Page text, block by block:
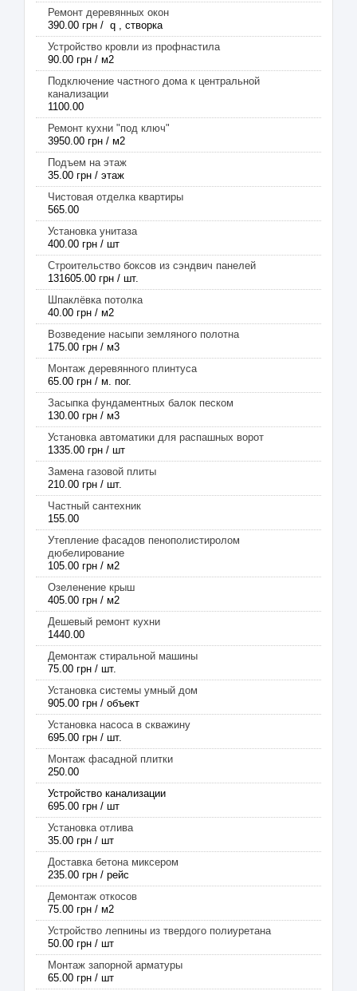
Ремонт деревянных окон
390.00 грн / q , створка
Устройство кровли из профнастила
90.00 грн / м2
Подключение частного дома к центральной
канализации
1100.00
Ремонт кухни "под ключ"
3950.00 грн / м2
Подъем на этаж
35.00 грн / этаж
Чистовая отделка квартиры
565.00
Установка унитаза
400.00 грн / шт
Строительство боксов из сэндвич панелей
131605.00 грн / шт.
Шпаклёвка потолка
40.00 грн / м2
Возведение насыпи земляного полотна
175.00 грн / м3
Монтаж деревянного плинтуса
65.00 грн / м. пог.
Засыпка фундаментных балок песком
130.00 грн / м3
Установка автоматики для распашных ворот
1335.00 грн / шт
Замена газовой плиты
210.00 грн / шт.
Частный сантехник
155.00
Утепление фасадов пенополистиролом
дюбелирование
105.00 грн / м2
Озеленение крыш
405.00 грн / м2
Дешевый ремонт кухни
1440.00
Демонтаж стиральной машины
75.00 грн / шт.
Установка системы умный дом
905.00 грн / объект
Установка насоса в скважину
695.00 грн / шт.
Монтаж фасадной плитки
250.00
Устройство канализации
695.00 грн / шт
Установка отлива
35.00 грн / шт
Доставка бетона миксером
235.00 грн / рейс
Демонтаж откосов
75.00 грн / м2
Устройство лепнины из твердого полиуретана
50.00 грн / шт
Монтаж запорной арматуры
65.00 грн / шт